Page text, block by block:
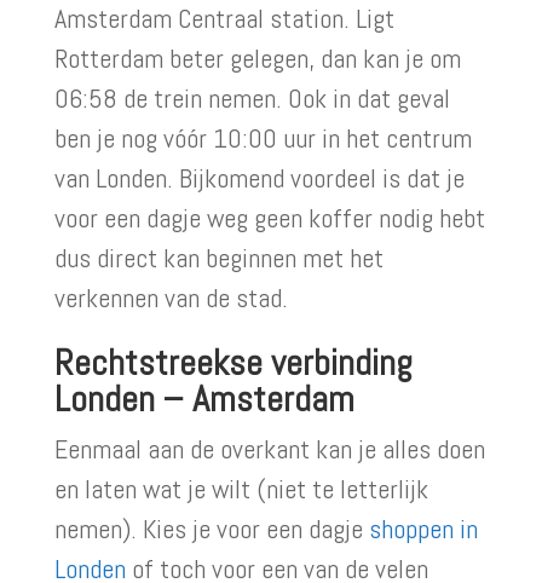
Amsterdam Centraal station. Ligt
Rotterdam beter gelegen, dan kan je om
06:58 de trein nemen. Ook in dat geval
ben je nog vóór 10:00 uur in het centrum
van Londen. Bijkomend voordeel is dat je
voor een dagje weg geen koffer nodig hebt
dus direct kan beginnen met het
verkennen van de stad.
Rechtstreekse verbinding
Londen – Amsterdam
Eenmaal aan de overkant kan je alles doen
en laten wat je wilt (niet te letterlijk
nemen). Kies je voor een dagje shoppen in
Londen of toch voor een van de velen